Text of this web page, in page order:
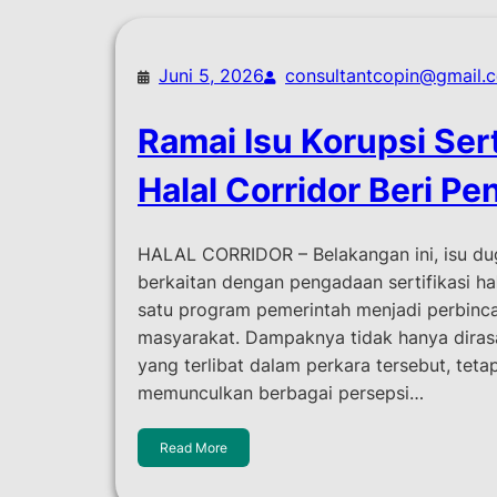
Juni 5, 2026
Ramai Isu Korupsi
Halal Corridor Beri
HALAL CORRIDOR – Belakangan ini, isu
berkaitan dengan pengadaan sertifikasi
satu program pemerintah menjadi
masyarakat. Dampaknya tidak hanya
yang terlibat dalam perkara tersebut,
memunculkan berbagai persepsi…
Read More